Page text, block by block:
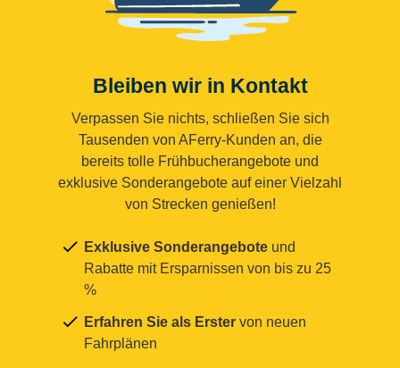
Bleiben wir in Kontakt
Verpassen Sie nichts, schließen Sie sich
Tausenden von AFerry-Kunden an, die
bereits tolle Frühbucherangebote und
exklusive Sonderangebote auf einer Vielzahl
von Strecken genießen!
Exklusive Sonderangebote und
Rabatte mit Ersparnissen von bis zu 25
%
Erfahren Sie als Erster von neuen
Fahrplänen